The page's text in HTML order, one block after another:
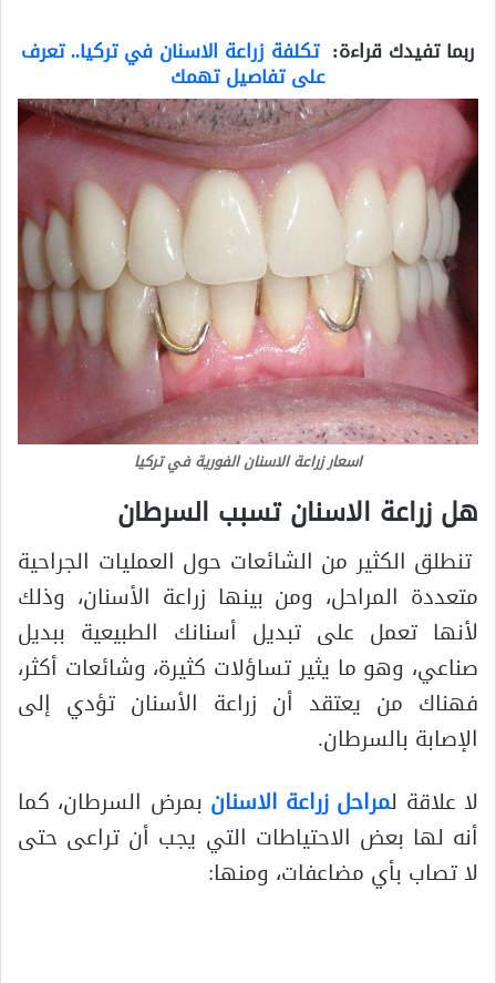
ربما تفيدك قراءة:تكلفة زراعة الاسنان في تركيا.. تعرف
على تفاصيل تهمك
اسعار زراعة الاسنان الفورية في تركيا
هل زراعة الاسنان تسبب السرطان
تنطلق الكثير من الشائعات حول العمليات الجراحية
متعددة المراحل، ومن بينها زراعة الأسنان، وذلك
لأنها تعمل على تبديل أسنانك الطبيعية ببديل
صناعي، وهو ما يثير تساؤلات كثيرة، وشائعات أكثر،
فهناك من يعتقد أن زراعة الأسنان تؤدي إلى
الإصابة بالسرطان.
لا علاقة لمراحل زراعة الاسنان بمرض السرطان، كما
أنه لها بعض الاحتياطات التي يجب أن تراعى حتى
لا تصاب بأي مضاعفات، ومنها: